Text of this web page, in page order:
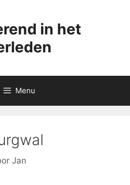
in het
Menu
Jan